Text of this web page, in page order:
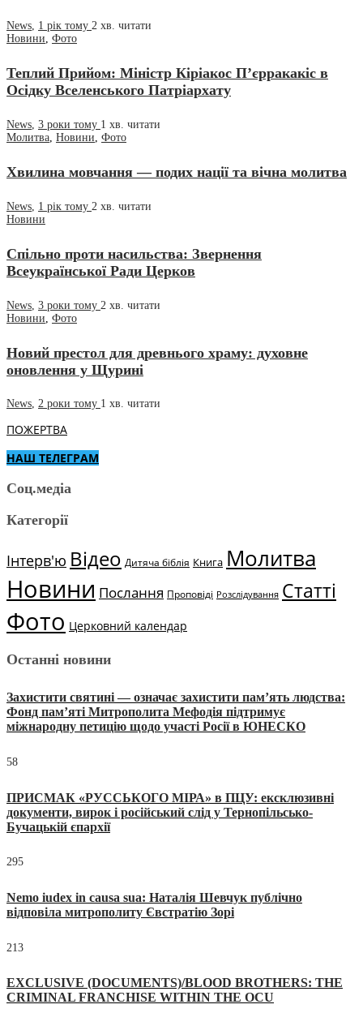
News 1 рік тому 2 хв. читати
Новини Фото
Теплий Прийом: Міністр Кіріакос П’єрракакіс в
Осідку Вселенського Патріархату
News 3 роки тому 1 хв. читати
Молитва Новини Фото
Хвилина мовчання — подих нації та вічна молитва
News 1 рік тому 2 хв. читати
Новини
Спільно проти насильства: Звернення
Всеукраїнської Ради Церков
News 3 роки тому 2 хв. читати
Новини Фото
Новий престол для древнього храму: духовне
оновлення у Щурині
News, 2 роки тому 1 хв. читати
ПОЖЕРТВА
НАШ ТЕЛЕГРАМ
Соц.медіа
Категорії
Інтерв'ю Відео Дитяча біблія Книга Молитва
Новини Послання Проповіді Розслідування Статті
Фото Церковний календар
Останні новини
Захистити святині — означає захистити пам’ять людства:
Фонд пам’яті Митрополита Мефодія підтримує
міжнародну петицію щодо участі Росії в ЮНЕСКО
58
ПРИСМАК «РУССЬКОГО МІРА» в ПЦУ: ексклюзивні
документи, вирок і російський слід у Тернопільсько-
Бучацькій єпархії
295
Nemo iudex in causa sua: Наталія Шевчук публічно
відповіла митрополиту Євстратію Зорі
213
EXCLUSIVE (DOCUMENTS)/BLOOD BROTHERS: THE
CRIMINAL FRANCHISE WITHIN THE OCU